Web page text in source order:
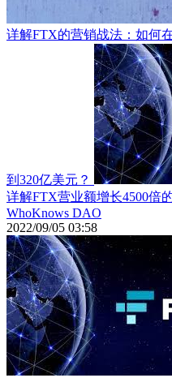
详解FTX的营销战法：如何
到320亿美元？
详解FTX营业额增长4500倍
WhoKnows DAO
2022/09/05 03:58